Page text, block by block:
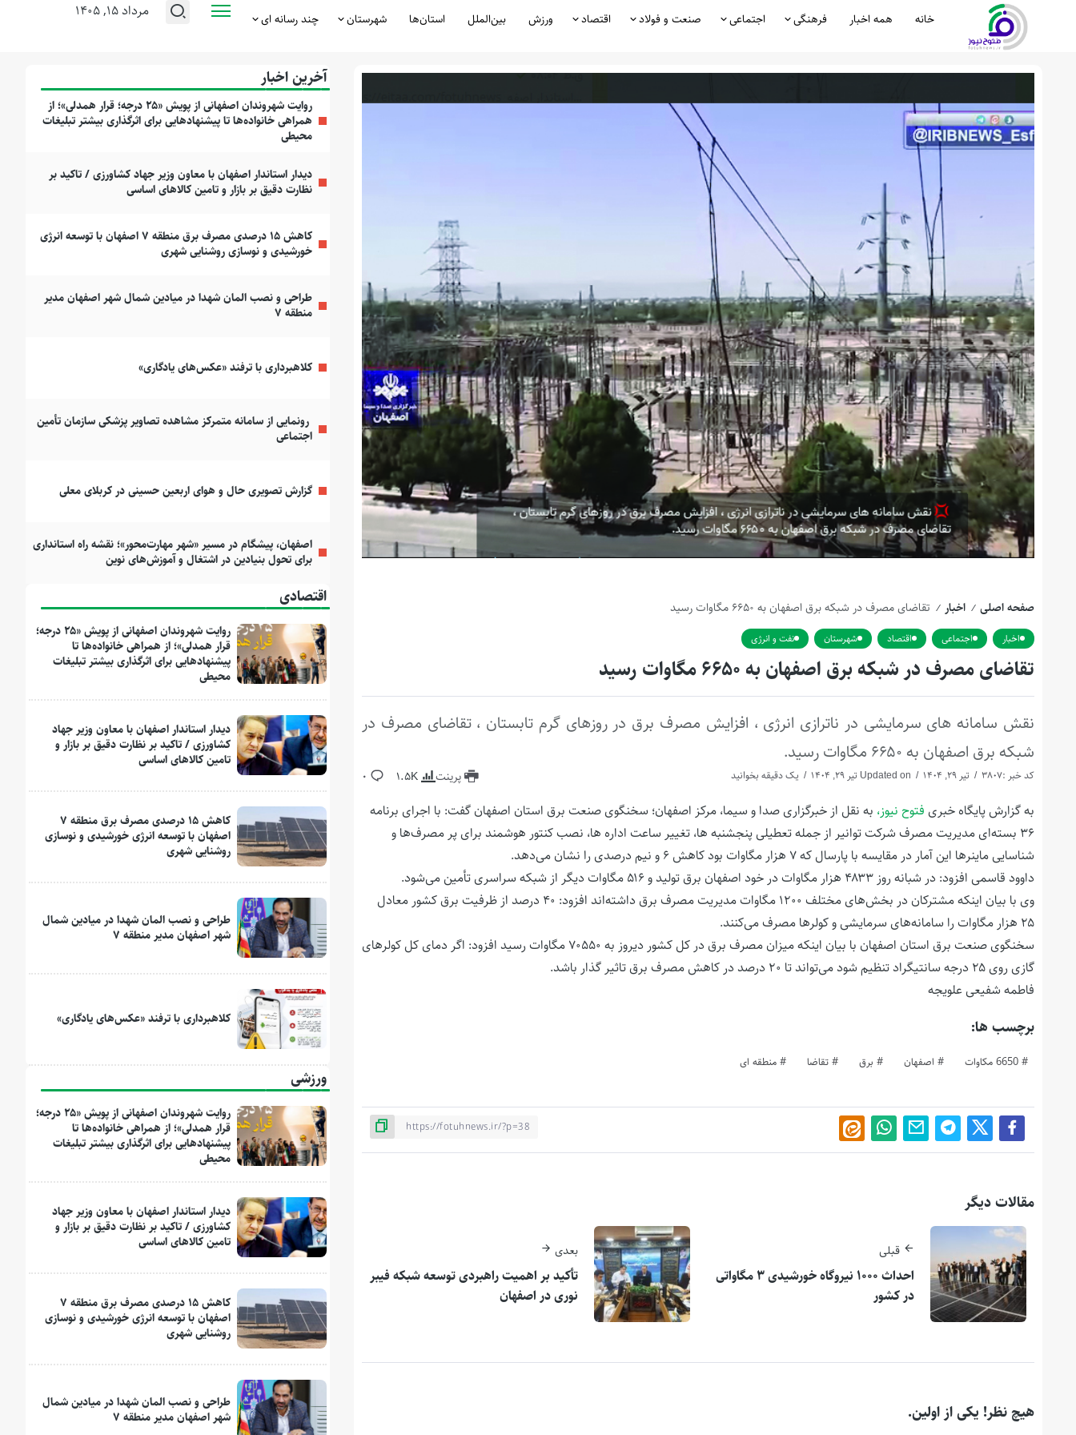
خانه همه اخبار فرهنگی اجتماعی صنعت و فولاد اقتصاد ورزش بین‌الملل استان‌ها شهرستان چند رسانه ای مرداد ۱۵, ۱۴۰۵
صفحه اصلی / اخبار / تقاضای مصرف در شبکه برق اصفهان به ۶۶۵۰ مگاوات رسید
اخبار اجتماعی اقتصاد شهرستان نفت و انرژی
تقاضای مصرف در شبکه برق اصفهان به ۶۶۵۰ مگاوات رسید
نقش سامانه های سرمایشی در ناترازی انرژی ، افزایش مصرف برق در روزهای گرم تابستان ، تقاضای مصرف در
شبکه برق اصفهان به ۶۶۵۰ مگاوات رسید.
کد خبر :3807 تیر 29, 1404 یک دقیقه بخوانید پرینت 1.5K
0
به گزارش پایگاه خبری فتوح نیوز، به نقل از خبرگزاری صدا و سیما، مرکز اصفهان؛ سخنگوی صنعت برق استان اصفهان گفت: با اجرای برنامه
۳۶ بسته‌ای مدیریت مصرف شرکت توانیر از جمله تعطیلی پنجشنبه ها، تغییر ساعت اداره ها، نصب کنتور هوشمند برای پر مصرف‌ها و
شناسایی ماینر‌ها این آمار در مقایسه با پارسال که ۷ هزار مگاوات بود کاهش ۶ و نیم درصدی را نشان می‌دهد.
داوود قاسمی افزود: در شبانه روز ۴۸۳۳ هزار مگاوات در خود اصفهان برق تولید و ۵۱۶ مگاوات دیگر از شبکه سراسری تأمین می‌شود.
وی با بیان اینکه مشترکان در بخش‌های مختلف ۱۲۰۰ مگاوات مدیریت مصرف برق داشته‌اند افزود: ۴۰ درصد از ظرفیت برق کشور معادل
۲۵ هزار مگاوات را سامانه‌های سرمایشی و کولر‌ها مصرف می‌کنند.
سخنگوی صنعت برق استان اصفهان با بیان اینکه میزان مصرف برق در کل کشور دیروز به ۷۰۵۵۰ مگاوات رسید افزود: اگر دمای کل کولر‌های
گازی روی ۲۵ درجه سانتیگراد تنظیم شود می‌تواند تا ۲۰ درصد در کاهش مصرف برق تاثیر گذار باشد.
فاطمه شفیعی علویجه
برچسب ها:
6650 مکاوات اصفهان برق تقاضا منطقه ای
مقالات دیگر
قبلی
احداث ۱۰۰۰ نیروگاه خورشیدی ۳ مگاواتی
در کشور
بعدی
تأکید بر اهمیت راهبردی توسعه شبکه فیبر
نوری در اصفهان
هیچ نظر! یکی از اولین.
آخرین اخبار
روایت شهروندان اصفهانی از پویش «۲۵ درجه؛ قرار همدلی»؛ از
همراهی خانواده‌ها تا پیشنهادهایی برای اثرگذاری بیشتر تبلیغات
محیطی
دیدار استاندار اصفهان با معاون وزیر جهاد کشاورزی / تاکید بر
نظارت دقیق بر بازار و تامین کالاهای اساسی
کاهش ۱۵ درصدی مصرف برق منطقه ۷ اصفهان با توسعه انرژی
خورشیدی و نوسازی روشنایی شهری
طراحی و نصب المان شهدا در میادین شمال شهر اصفهان مدیر
منطقه ۷
کلاهبرداری با ترفند «عکس‌های یادگاری»
رونمایی از سامانه متمرکز مشاهده تصاویر پزشکی سازمان تأمین
اجتماعی
گزارش تصویری حال و هوای اربعین حسینی در کربلای معلی
اصفهان، پیشگام در مسیر «شهر مهارت‌محور»؛ نقشه راه استانداری
برای تحول بنیادین در اشتغال و آموزش‌های نوین
اقتصادی
روایت شهروندان اصفهانی از پویش «۲۵ درجه؛
قرار همدلی»؛ از همراهی خانواده‌ها تا
پیشنهادهایی برای اثرگذاری بیشتر تبلیغات
محیطی
دیدار استاندار اصفهان با معاون وزیر جهاد
کشاورزی / تاکید بر نظارت دقیق بر بازار و
تامین کالاهای اساسی
کاهش ۱۵ درصدی مصرف برق منطقه ۷
اصفهان با توسعه انرژی خورشیدی و نوسازی
روشنایی شهری
طراحی و نصب المان شهدا در میادین شمال
شهر اصفهان مدیر منطقه ۷
کلاهبرداری با ترفند «عکس‌های یادگاری»
ورزشی
روایت شهروندان اصفهانی از پویش «۲۵ درجه؛
قرار همدلی»؛ از همراهی خانواده‌ها تا
پیشنهادهایی برای اثرگذاری بیشتر تبلیغات
محیطی
دیدار استاندار اصفهان با معاون وزیر جهاد
کشاورزی / تاکید بر نظارت دقیق بر بازار و
تامین کالاهای اساسی
کاهش ۱۵ درصدی مصرف برق منطقه ۷
اصفهان با توسعه انرژی خورشیدی و نوسازی
روشنایی شهری
طراحی و نصب المان شهدا در میادین شمال
شهر اصفهان مدیر منطقه ۷